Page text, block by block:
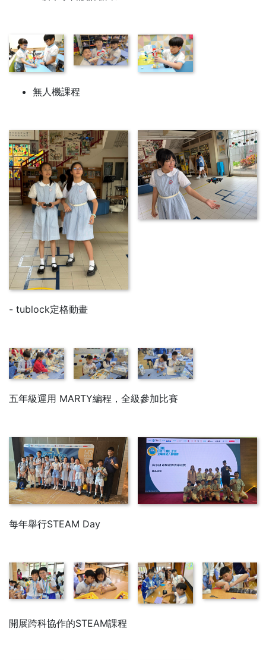
無人機課程
- tublock定格動畫
五年級運用 MARTY編程，全級參加比賽
每年舉行STEAM Day
開展跨科協作的STEAM課程